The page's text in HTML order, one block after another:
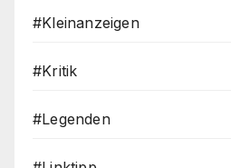
#Kleinanzeigen
#Kritik
#Legenden